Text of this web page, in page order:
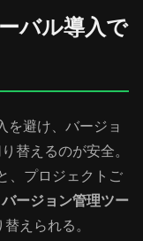
バル導入で
を避け、バージョ
替えるのが安全。
、プロジェクトご
バージョン管理ツー
えられる。